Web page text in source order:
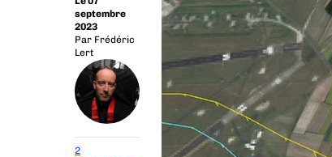
septembre
2023
Par Frédéric
Lert
2